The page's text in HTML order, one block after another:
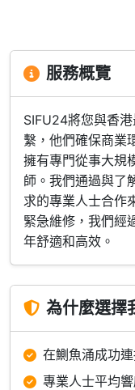
服務概覽
SIFU24將您與香
繫，他們確保商業
擁有專門從事大規
師。我們通過與了
求的專業人士合作
緊急維修，我們經
年舒適和高效。
為什麼選擇
在鰂魚涌成功
專業人士平均